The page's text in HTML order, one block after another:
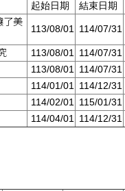
起始日期 結束日期
了美
113/08/01 114/07/31
113/08/01 114/07/31
113/08/01 114/07/31
114/01/01 114/12/31
114/02/01 115/01/31
114/04/01 114/12/31